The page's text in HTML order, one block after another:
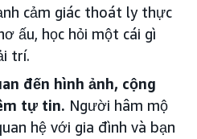
cảm giác thoát ly thực
ấu, học hỏi một cái gì
trí.
đến hình ảnh, cộng
tự tin. Người hâm mộ
hệ với gia đình và bạn